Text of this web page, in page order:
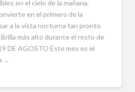
en el cielo de la mañana.
en el primero de la
a la vista nocturna tan pronto
más alto durante el resto de
DE AGOSTO Este mes es el
…